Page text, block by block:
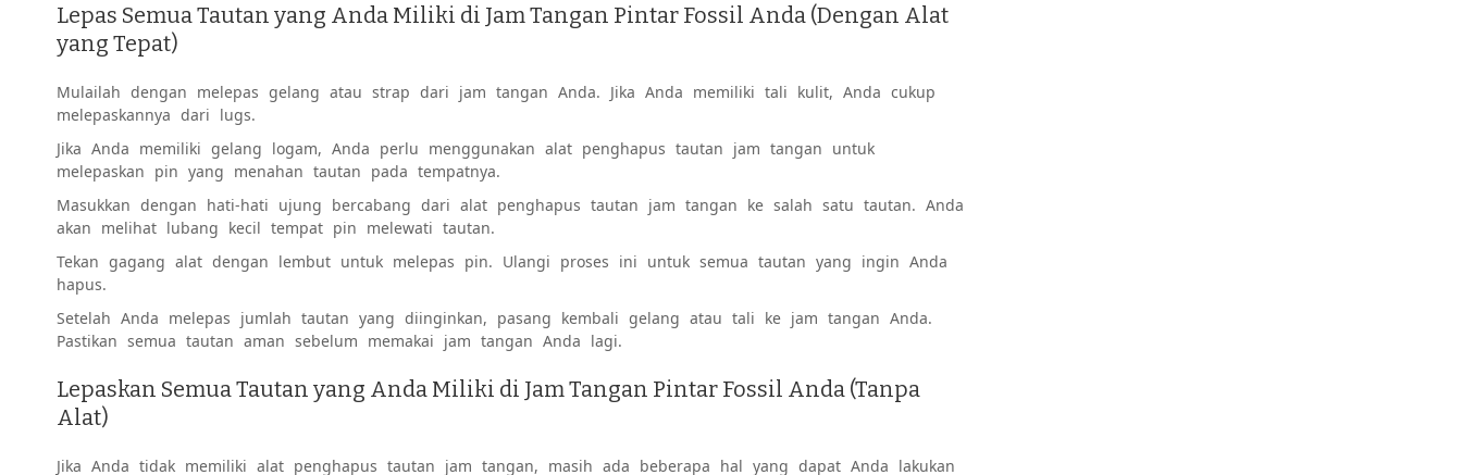
Lepas Semua Tautan yang Anda Miliki di Jam Tangan Pintar Fossil Anda (Dengan Alat
yang Tepat)
Mulailah dengan melepas gelang atau strap dari jam tangan Anda. Jika Anda memiliki tali kulit, Anda cukup
melepaskannya dari lugs.
Jika Anda memiliki gelang logam, Anda perlu menggunakan alat penghapus tautan jam tangan untuk
melepaskan pin yang menahan tautan pada tempatnya.
Masukkan dengan hati-hati ujung bercabang dari alat penghapus tautan jam tangan ke salah satu tautan. Anda
akan melihat lubang kecil tempat pin melewati tautan.
Tekan gagang alat dengan lembut untuk melepas pin. Ulangi proses ini untuk semua tautan yang ingin Anda
hapus.
Setelah Anda melepas jumlah tautan yang diinginkan, pasang kembali gelang atau tali ke jam tangan Anda.
Pastikan semua tautan aman sebelum memakai jam tangan Anda lagi.
Lepaskan Semua Tautan yang Anda Miliki di Jam Tangan Pintar Fossil Anda (Tanpa
Alat)
Jika Anda tidak memiliki alat penghapus tautan jam tangan, masih ada beberapa hal yang dapat Anda lakukan